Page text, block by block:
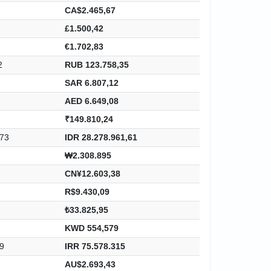
CA$2.465,67
£1.500,42
€1.702,83
RUB 123.758,35
SAR 6.807,12
AED 6.649,08
₹149.810,24
IDR 28.278.961,61
₩2.308.895
CN¥12.603,38
R$9.430,09
₺33.825,95
KWD 554,579
IRR 75.578.315
AU$2.693,43